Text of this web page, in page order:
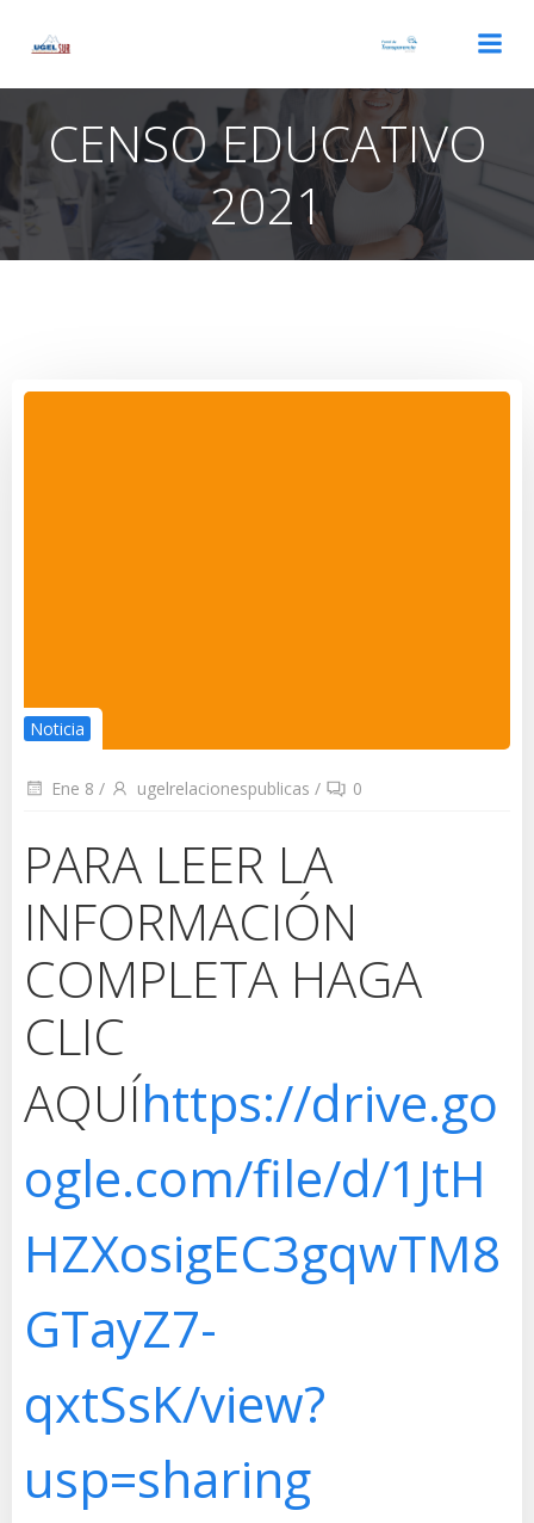
CENSO EDUCATIVO
2021
Noticia
Ene 8 / ugelrelacionespublicas / 0
PARA LEER LA
INFORMACIÓN
COMPLETA HAGA
CLIC
AQUÍhttps://drive.go
ogle.com/file/d/1JtH
HZXosigEC3gqwTM8
GTayZ7-
qxtSsK/view?
usp=sharing